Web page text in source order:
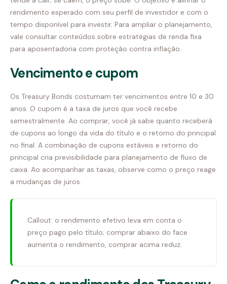
rendimento esperado com seu perfil de investidor e com o
tempo disponível para investir. Para ampliar o planejamento,
vale consultar conteúdos sobre estratégias de renda fixa
para aposentadoria com proteção contra inflação.
Vencimento e cupom
Os Treasury Bonds costumam ter vencimentos entre 10 e 30
anos. O cupom é a taxa de juros que você recebe
semestralmente. Ao comprar, você já sabe quanto receberá
de cupons ao longo da vida do título e o retorno do principal
no final. A combinação de cupons estáveis e retorno do
principal cria previsibilidade para planejamento de fluxo de
caixa. Ao acompanhar as taxas, observe como o preço reage
a mudanças de juros.
Callout: o rendimento efetivo leva em conta o
preço pago pelo título; comprar abaixo do face
aumenta o rendimento, comprar acima reduz.